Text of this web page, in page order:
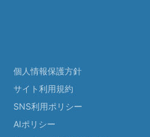
個人情報保護方針
サイト利用規約
SNS利用ポリシー
AIポリシー